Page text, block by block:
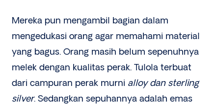
Mereka pun mengambil bagian dalam
mengedukasi orang agar memahami material
yang bagus. Orang masih belum sepenuhnya
melek dengan kualitas perak. Tulola terbuat
dari campuran perak murni alloy dan sterling
silver. Sedangkan sepuhannya adalah emas